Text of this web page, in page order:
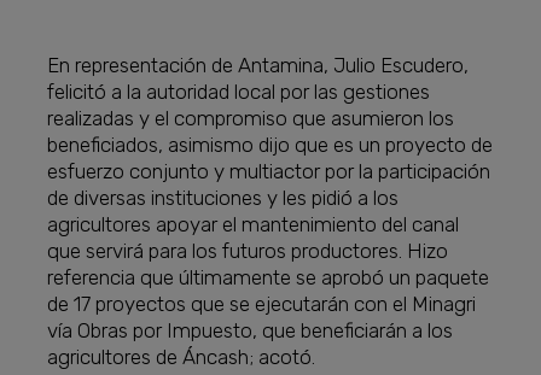
En representación de Antamina, Julio Escudero,
felicitó a la autoridad local por las gestiones
realizadas y el compromiso que asumieron los
beneficiados, asimismo dijo que es un proyecto de
esfuerzo conjunto y multiactor por la participación
de diversas instituciones y les pidió a los
agricultores apoyar el mantenimiento del canal
que servirá para los futuros productores. Hizo
referencia que últimamente se aprobó un paquete
de 17 proyectos que se ejecutarán con el Minagri
vía Obras por Impuesto, que beneficiarán a los
agricultores de Áncash; acotó.